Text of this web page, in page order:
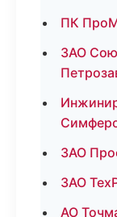
ПК
ЗАО
ЗАО
ЗАО
АО